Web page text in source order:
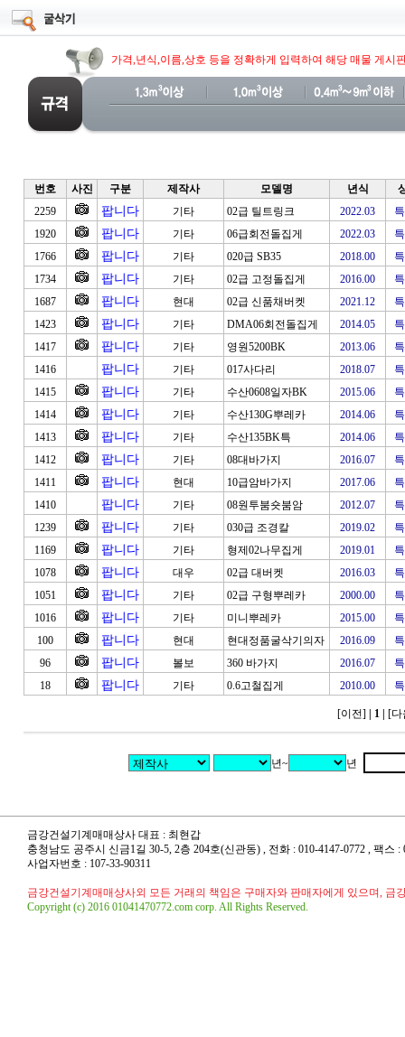
가격,년식,이름,상호 등을 정확하게 입력하여 해당 매물 게시
번호 사진 구분 제작사 모델명 년식
2259
팝니다 기타 02급 틸트링크 2022.03
1920
팝니다 기타 06급회전돌집게 2022.03
1766
팝니다 기타 020급 SB35 2018.00
1734
팝니다 기타 02급 고정돌집게 2016.00
1687
팝니다 현대 02급 신품채버켓 2021.12
1423
팝니다 기타 DMA06회전돌집게 2014.05
1417
팝니다 기타 영원5200BK 2013.06
1416
팝니다 기타 017사다리 2018.07
1415
팝니다 기타 수산0608일자BK 2015.06
1414
팝니다 기타 수산130G뿌레카 2014.06
1413
팝니다 기타 수산135BK특 2014.06
1412
팝니다 기타 08대바가지 2016.07
1411
팝니다 현대 10급암바가지 2017.06
1410
팝니다 기타 08원투붐숏붐암 2012.07
1239
팝니다 기타 030급 조경칼 2019.02
1169
팝니다 기타 형제02나무집게 2019.01
1078
팝니다 대우 02급 대버켓 2016.03
1051
팝니다 기타 02급 구형뿌레카 2000.00
1016
팝니다 기타 미니뿌레카 2015.00
100
팝니다 현대 현대정품굴삭기의자 2016.09
96
팝니다 볼보 360 바가지 2016.07
18
팝니다 기타 0.6고철집게 2010.00
[이전] | 1 [다
년~ 년
금강건설기계매매상사 대표 : 최현갑
충청남도 공주시 신금1길 30-5, 2층 204호(신관동) , 전화 : 010-4147-0772 , 팩스 :
사업자번호 : 107-33-90311
금강건설기계매매상사외 모든 거래의 책임은 구매자와 판매자에게 있으며, 금
Copyright (c) 2016 01041470772.com corp. All Rights Reserved.